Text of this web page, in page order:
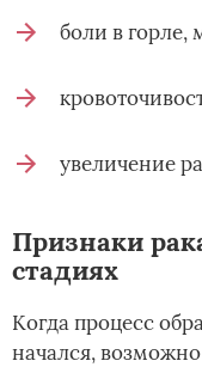
боли в горле,
увеличение
Признаки
стадиях
Когда процесс
начался,